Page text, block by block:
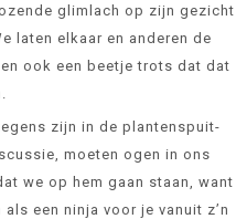
glimlach op zijn gezicht
laten elkaar en anderen de
ook een beetje trots dat dat
zijn in de plantenspuit-
moeten ogen in ons
we op hem gaan staan, want
een ninja voor je vanuit z’n